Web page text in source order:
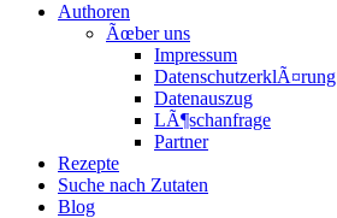
Authoren
Ãœber uns
Impressum
DatenschutzerklÃ¤rung
Datenauszug
LÃ¶schanfrage
Partner
Rezepte
Suche nach Zutaten
Blog